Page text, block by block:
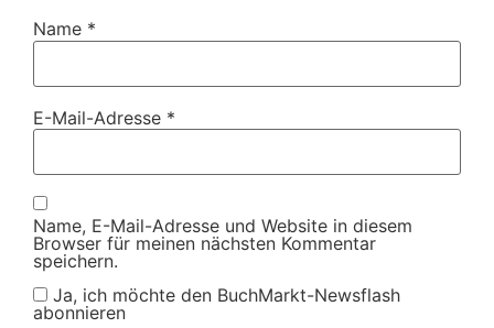
Name *
E-Mail-Adresse *
Name, E-Mail-Adresse und Website in diesem
Browser für meinen nächsten Kommentar
speichern.
Ja, ich möchte den BuchMarkt-Newsflash
abonnieren